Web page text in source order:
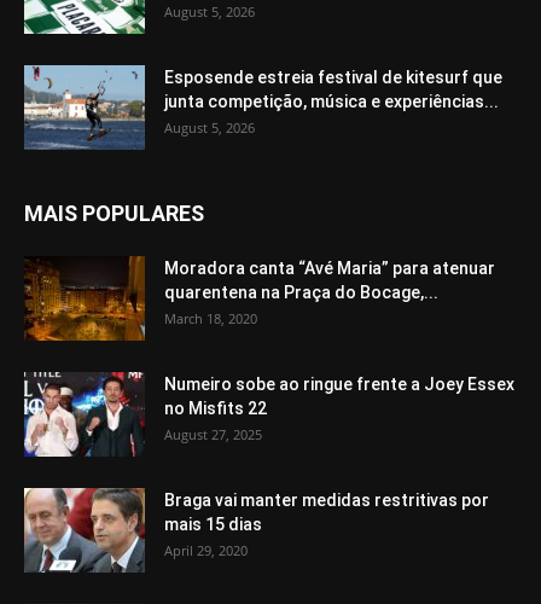
August 5, 2026
Esposende estreia festival de kitesurf que
junta competição, música e experiências...
August 5, 2026
MAIS POPULARES
Moradora canta “Avé Maria” para atenuar
quarentena na Praça do Bocage,...
March 18, 2020
Numeiro sobe ao ringue frente a Joey Essex
no Misfits 22
August 27, 2025
Braga vai manter medidas restritivas por
mais 15 dias
April 29, 2020